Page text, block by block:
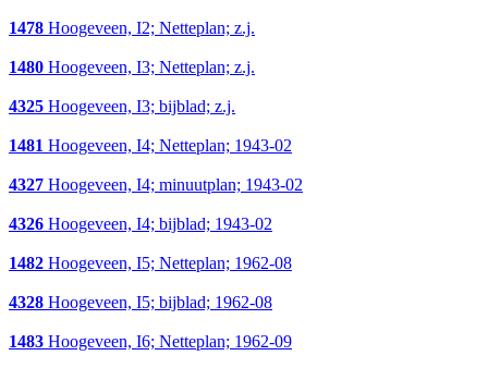
1478 Hoogeveen, I2; Netteplan; z.j.
1480 Hoogeveen, I3; Netteplan; z.j.
4325 Hoogeveen, I3; bijblad; z.j.
1481 Hoogeveen, I4; Netteplan; 1943-02
4327 Hoogeveen, I4; minuutplan; 1943-02
4326 Hoogeveen, I4; bijblad; 1943-02
1482 Hoogeveen, I5; Netteplan; 1962-08
4328 Hoogeveen, I5; bijblad; 1962-08
1483 Hoogeveen, I6; Netteplan; 1962-09